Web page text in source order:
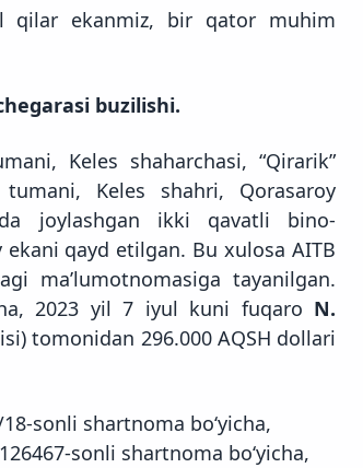
qilar ekanmiz, bir qator muhim
buzilishi.
Keles shaharchasi, “Qirarik”
Keles shahri, Qorasaroy
joylashgan ikki qavatli bino-
qayd etilgan. Bu xulosa AITB
ma’lumotnomasiga tayanilgan.
2023 yil 7 iyul kuni fuqaro N.
tomonidan 296.000 AQSH dollari
sonli shartnoma bo‘yicha,
sonli shartnoma bo‘yicha,